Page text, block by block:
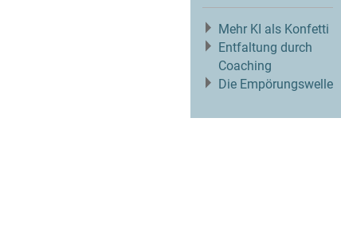
Mehr KI als Konfetti
Entfaltung durch
Coaching
Die Empörungswelle